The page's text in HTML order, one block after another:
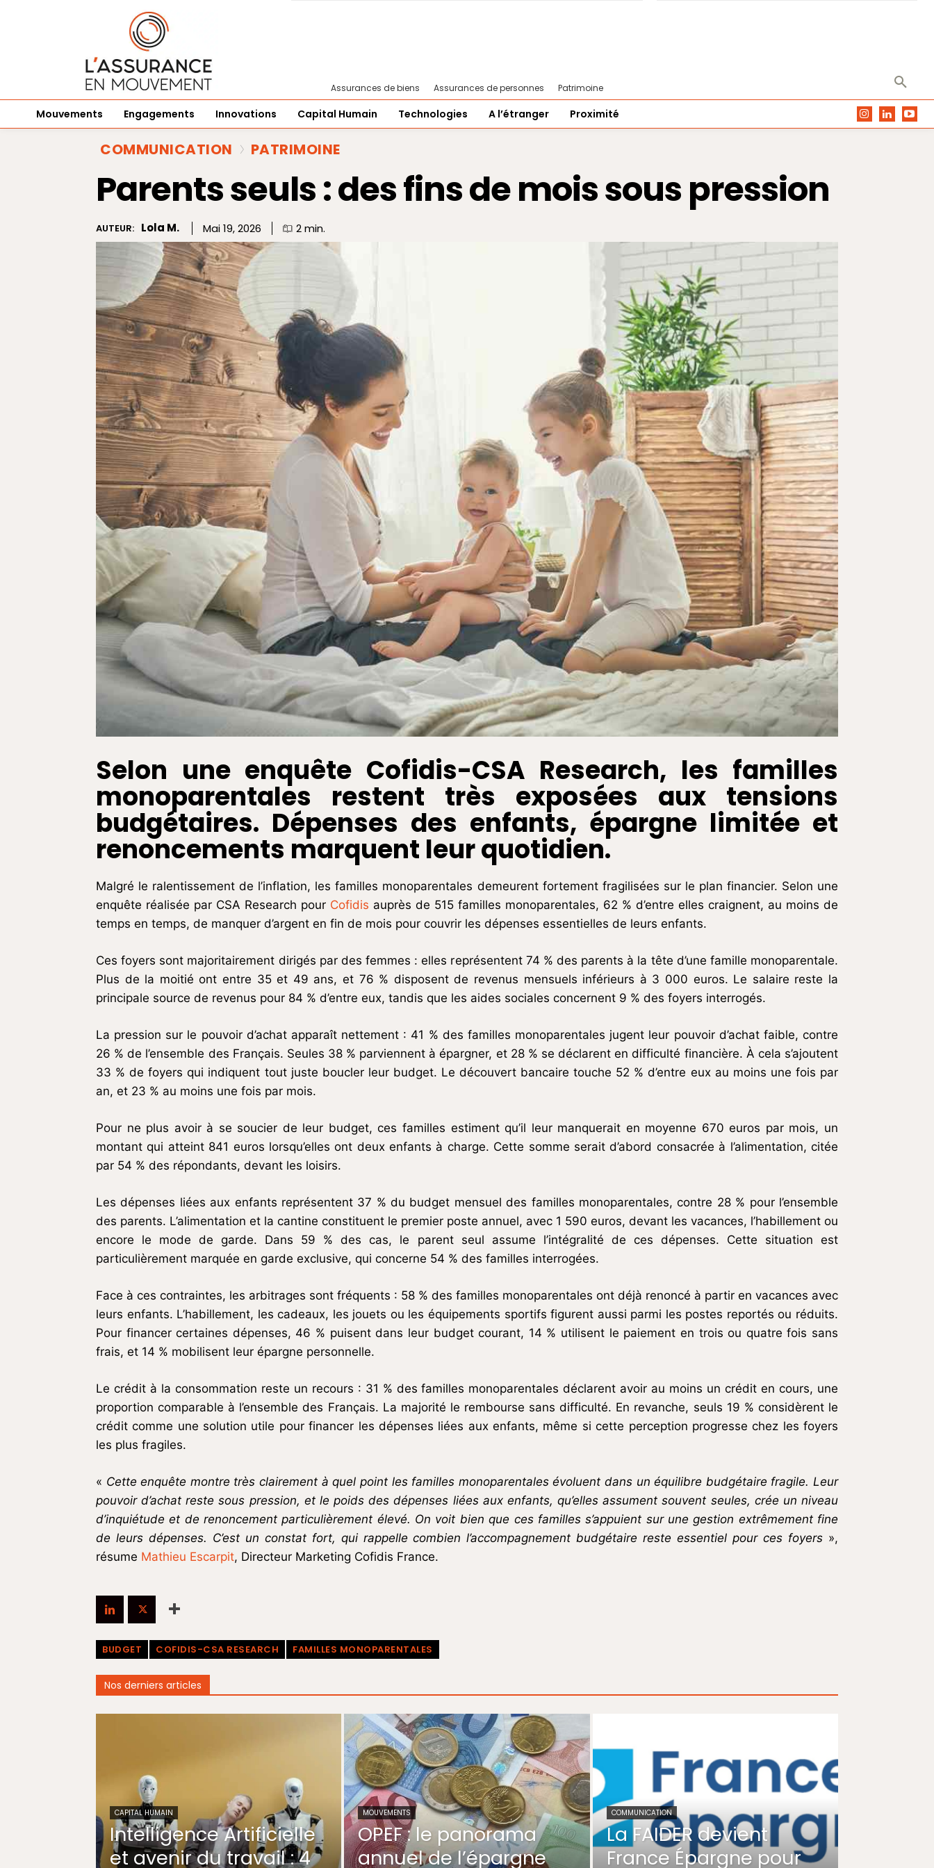
Assurances de biens Assurances de personnes Patrimoine
Mouvements Engagements Innovations Capital Humain Technologies A l’étranger Proximité
COMMUNICATION PATRIMOINE
Parents seuls : des fins de mois sous pression
AUTEUR: Lola M. Mai 19, 2026 2min.
Selon une enquête Cofidis-CSA Research, les familles
monoparentales restent très exposées aux tensions
budgétaires. Dépenses des enfants, épargne limitée et
renoncements marquent leur quotidien.
Malgré le ralentissement de l’inflation, les familles monoparentales demeurent fortement fragilisées sur le plan financier. Selon une
enquête réalisée par CSA Research pour Cofidis auprès de 515 familles monoparentales, 62 % d’entre elles craignent, au moins de
temps en temps, de manquer d’argent en fin de mois pour couvrir les dépenses essentielles de leurs enfants.
Ces foyers sont majoritairement dirigés par des femmes : elles représentent 74 % des parents à la tête d’une famille monoparentale.
Plus de la moitié ont entre 35 et 49 ans, et 76 % disposent de revenus mensuels inférieurs à 3 000 euros. Le salaire reste la
principale source de revenus pour 84 % d’entre eux, tandis que les aides sociales concernent 9 % des foyers interrogés.
La pression sur le pouvoir d’achat apparaît nettement : 41 % des familles monoparentales jugent leur pouvoir d’achat faible, contre
26 % de l’ensemble des Français. Seules 38 % parviennent à épargner, et 28 % se déclarent en difficulté financière. À cela s’ajoutent
33 % de foyers qui indiquent tout juste boucler leur budget. Le découvert bancaire touche 52 % d’entre eux au moins une fois par
an, et 23 % au moins une fois par mois.
Pour ne plus avoir à se soucier de leur budget, ces familles estiment qu’il leur manquerait en moyenne 670 euros par mois, un
montant qui atteint 841 euros lorsqu’elles ont deux enfants à charge. Cette somme serait d’abord consacrée à l’alimentation, citée
par 54 % des répondants, devant les loisirs.
Les dépenses liées aux enfants représentent 37 % du budget mensuel des familles monoparentales, contre 28 % pour l’ensemble
des parents. L’alimentation et la cantine constituent le premier poste annuel, avec 1 590 euros, devant les vacances, l’habillement ou
encore le mode de garde. Dans 59 % des cas, le parent seul assume l’intégralité de ces dépenses. Cette situation est
particulièrement marquée en garde exclusive, qui concerne 54 % des familles interrogées.
Face à ces contraintes, les arbitrages sont fréquents : 58 % des familles monoparentales ont déjà renoncé à partir en vacances avec
leurs enfants. L’habillement, les cadeaux, les jouets ou les équipements sportifs figurent aussi parmi les postes reportés ou réduits.
Pour financer certaines dépenses, 46 % puisent dans leur budget courant, 14 % utilisent le paiement en trois ou quatre fois sans
frais, et 14 % mobilisent leur épargne personnelle.
Le crédit à la consommation reste un recours : 31 % des familles monoparentales déclarent avoir au moins un crédit en cours, une
proportion comparable à l’ensemble des Français. La majorité le rembourse sans difficulté. En revanche, seuls 19 % considèrent le
crédit comme une solution utile pour financer les dépenses liées aux enfants, même si cette perception progresse chez les foyers
les plus fragiles.
« Cette enquête montre très clairement à quel point les familles monoparentales évoluent dans un équilibre budgétaire fragile. Leur
pouvoir d’achat reste sous pression, et le poids des dépenses liées aux enfants, qu’elles assument souvent seules, crée un niveau
d’inquiétude et de renoncement particulièrement élevé. On voit bien que ces familles s’appuient sur une gestion extrêmement fine
de leurs dépenses. C’est un constat fort, qui rappelle combien l’accompagnement budgétaire reste essentiel pour ces foyers »,
résume Mathieu Escarpit, Directeur Marketing Cofidis France.
BUDGET COFIDIS-CSA RESEARCH FAMILLES MONOPARENTALES
Nos derniers articles
CAPITAL HUMAIN
Intelligence Artificielle
et avenir du travail : 4
MOUVEMENTS
OPEF : le panorama
annuel de l’épargne
COMMUNICATION
La FAIDER devient
France Épargne pour